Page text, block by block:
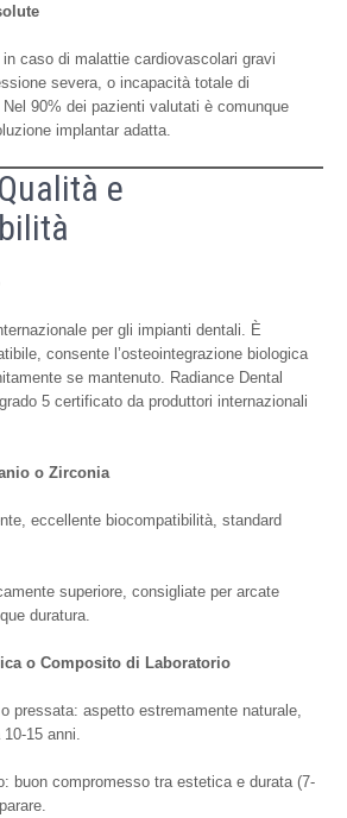
caso di malattie cardiovascolari gravi
severa, o incapacità totale di
90% dei pazienti valutati è comunque
implantar adatta.
e
per gli impianti dentali. È
consente l’osteointegrazione biologica
se mantenuto. Radiance Dental
5 certificato da produttori internazionali
o Zirconia
eccellente biocompatibilità, standard
superiore, consigliate per arcate
duratura.
o Composito di Laboratorio
pressata: aspetto estremamente naturale,
15 anni.
buon compromesso tra estetica e durata (7-